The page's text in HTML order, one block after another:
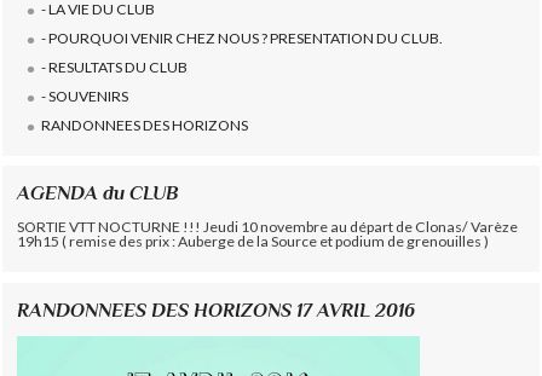
- LA VIE DU CLUB
- POURQUOI VENIR CHEZ NOUS ? PRESENTATION DU CLUB.
- RESULTATS DU CLUB
- SOUVENIRS
RANDONNEES DES HORIZONS
AGENDA du CLUB
SORTIE VTT NOCTURNE !!! Jeudi 10 novembre au départ de Clonas/ Varèze
19h15 ( remise des prix : Auberge de la Source et podium de grenouilles )
RANDONNEES DES HORIZONS 17 AVRIL 2016